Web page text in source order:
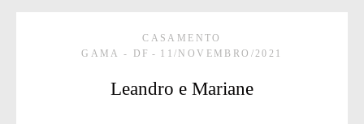
CASAMENTO
GAMA - DF
11/NOVEMBRO/2021
Leandro e Mariane